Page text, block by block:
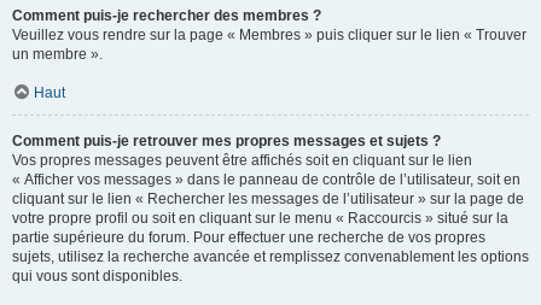
Comment puis-je rechercher des membres ?
Veuillez vous rendre sur la page « Membres » puis cliquer sur le lien « Trouver
un membre ».
Haut
Comment puis-je retrouver mes propres messages et sujets ?
Vos propres messages peuvent être affichés soit en cliquant sur le lien
« Afficher vos messages » dans le panneau de contrôle de l’utilisateur, soit en
cliquant sur le lien « Rechercher les messages de l’utilisateur » sur la page de
votre propre profil ou soit en cliquant sur le menu « Raccourcis » situé sur la
partie supérieure du forum. Pour effectuer une recherche de vos propres
sujets, utilisez la recherche avancée et remplissez convenablement les options
qui vous sont disponibles.